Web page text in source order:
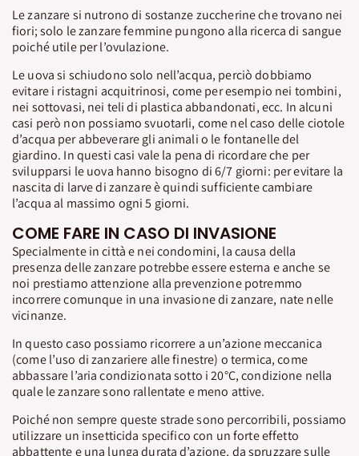
Le zanzare si nutrono di sostanze zuccherine che trovano nei
fiori; solo le zanzare femmine pungono alla ricerca di sangue
poiché utile per l’ovulazione.
Le uova si schiudono solo nell’acqua, perciò dobbiamo
evitare i ristagni acquitrinosi, come per esempio nei tombini,
nei sottovasi, nei teli di plastica abbandonati, ecc. In alcuni
casi però non possiamo svuotarli, come nel caso delle ciotole
d’acqua per abbeverare gli animali o le fontanelle del
giardino. In questi casi vale la pena di ricordare che per
svilupparsi le uova hanno bisogno di 6/7 giorni: per evitare la
nascita di larve di zanzare è quindi sufficiente cambiare
l’acqua al massimo ogni 5 giorni.
COME FARE IN CASO DI INVASIONE
Specialmente in città e nei condomini, la causa della
presenza delle zanzare potrebbe essere esterna e anche se
noi prestiamo attenzione alla prevenzione potremmo
incorrere comunque in una invasione di zanzare, nate nelle
vicinanze.
In questo caso possiamo ricorrere a un’azione meccanica
(come l’uso di zanzariere alle finestre) o termica, come
abbassare l’aria condizionata sotto i 20°C, condizione nella
quale le zanzare sono rallentate e meno attive.
Poiché non sempre queste strade sono percorribili, possiamo
utilizzare un insetticida specifico con un forte effetto
abbattente e una lunga durata d’azione, da spruzzare sulle